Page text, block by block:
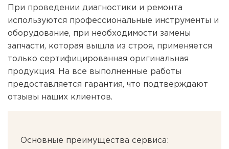
При проведении диагностики и ремонта
используются профессиональные инструменты и
оборудование, при необходимости замены
запчасти, которая вышла из строя, применяется
только сертифицированная оригинальная
продукция. На все выполненные работы
предоставляется гарантия, что подтверждают
отзывы наших клиентов.
Основные преимущества сервиса: